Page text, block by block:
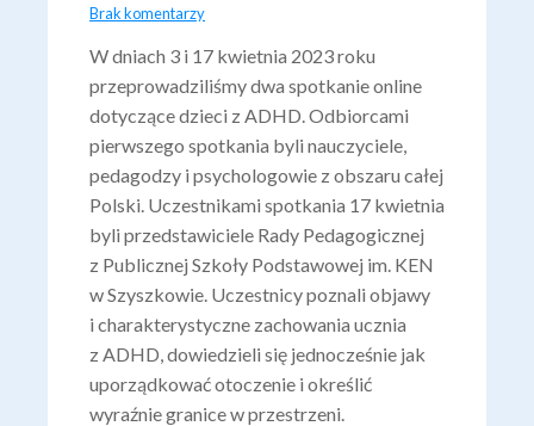
Brak komentarzy
W dniach 3 i 17 kwietnia 2023 roku
przeprowadziliśmy dwa spotkanie online
dotyczące dzieci z ADHD. Odbiorcami
pierwszego spotkania byli nauczyciele,
pedagodzy i psychologowie z obszaru całej
Polski. Uczestnikami spotkania 17 kwietnia
byli przedstawiciele Rady Pedagogicznej
z Publicznej Szkoły Podstawowej im. KEN
w Szyszkowie. Uczestnicy poznali objawy
i charakterystyczne zachowania ucznia
z ADHD, dowiedzieli się jednocześnie jak
uporządkować otoczenie i określić
wyraźnie granice w przestrzeni.